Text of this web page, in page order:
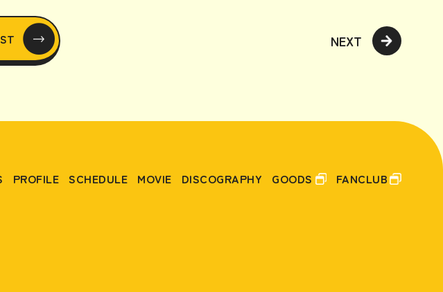
NEXT
PROFILE SCHEDULE MOVIE DISCOGRAPHY GOODS FANCLUB